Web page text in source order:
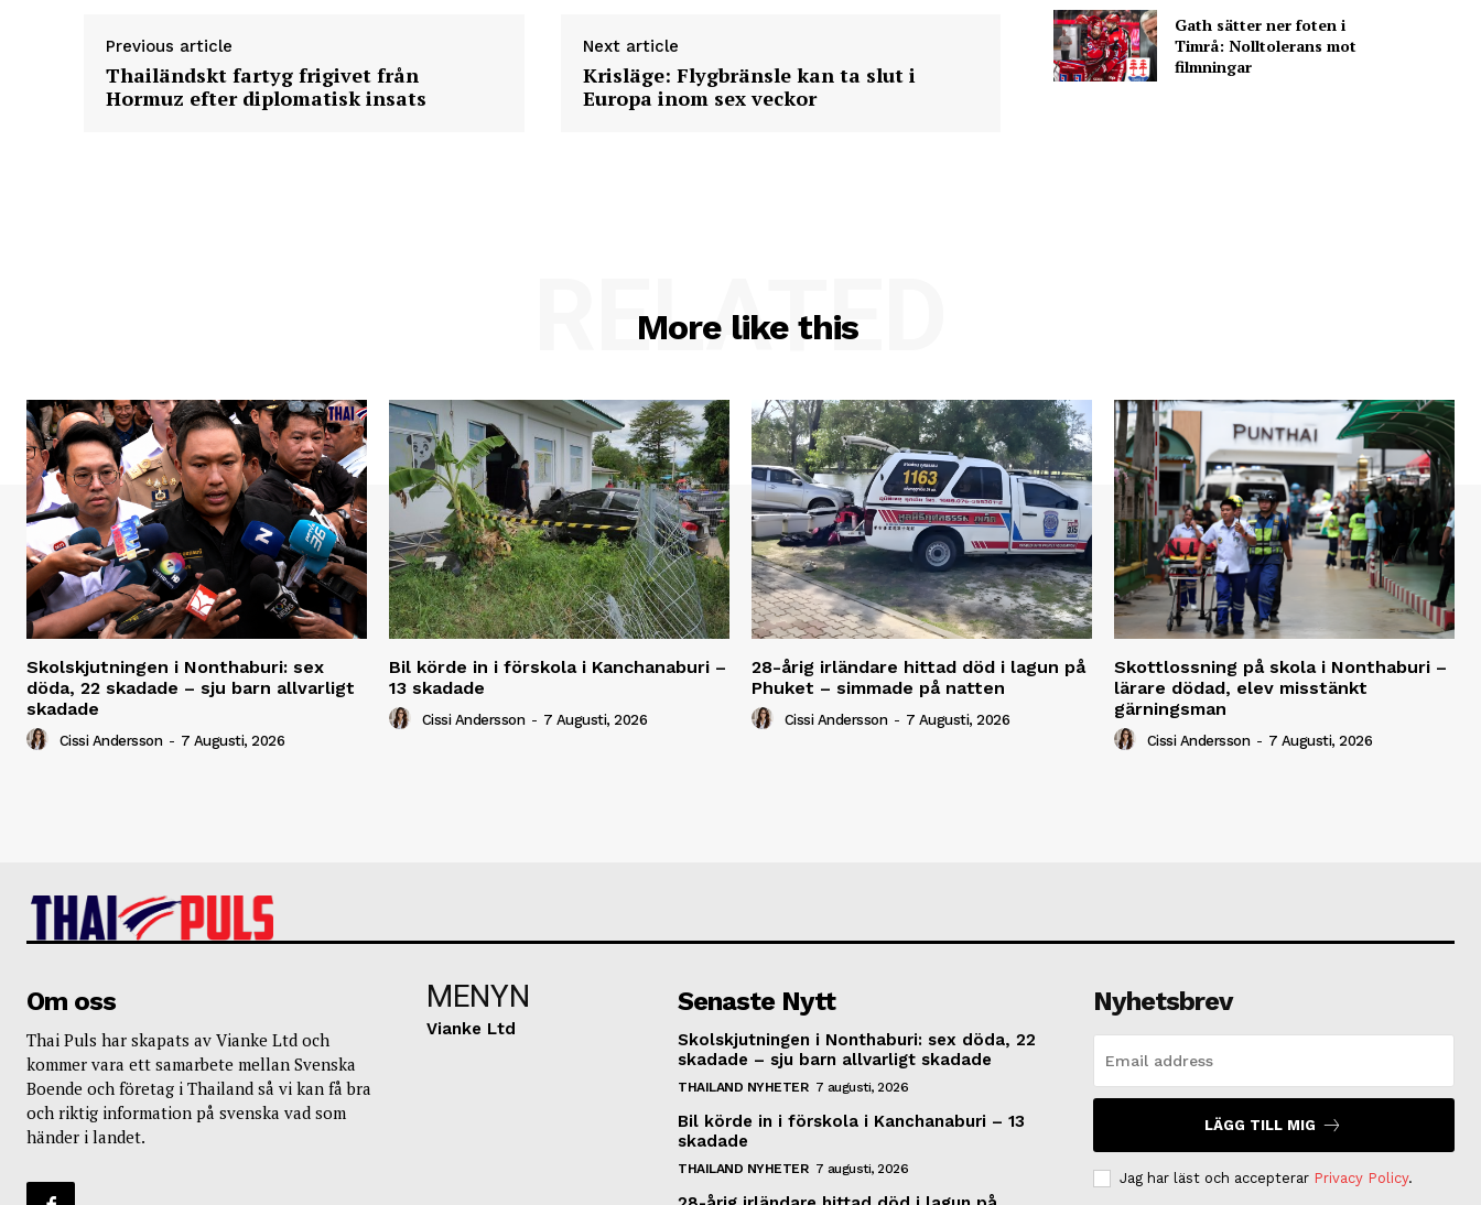
Previous article
Thailändskt fartyg frigivet från
Hormuz efter diplomatisk insats
Next article
Krisläge: Flygbränsle kan ta slut i
Europa inom sex veckor
Gath sätter ner foten i
Timrå: Nolltolerans mot
filmningar
More like this
RELATED
Skolskjutningen i Nonthaburi: sex
döda, 22 skadade – sju barn allvarligt
skadade
Cissi Andersson - 7 Augusti, 2026
Bil körde in i förskola i Kanchanaburi –
13 skadade
Cissi Andersson - 7 Augusti, 2026
28-årig irländare hittad död i lagun på
Phuket – simmade på natten
Cissi Andersson - 7 Augusti, 2026
Skottlossning på skola i Nonthaburi –
lärare dödad, elev misstänkt
gärningsman
Cissi Andersson - 7 Augusti, 2026
Om oss
Thai Puls har skapats av Vianke Ltd och
kommer vara ett samarbete mellan Svenska
Boende och företag i Thailand så vi kan få bra
och riktig information på svenska vad som
händer i landet.
MENYN
Vianke Ltd
Senaste Nytt
Skolskjutningen i Nonthaburi: sex döda, 22
skadade – sju barn allvarligt skadade
THAILAND NYHETER 7 augusti, 2026
Bil körde in i förskola i Kanchanaburi – 13
skadade
THAILAND NYHETER 7 augusti, 2026
Nyhetsbrev
LÄGG TILL MIG
Jag har läst och accepterar Privacy Policy.